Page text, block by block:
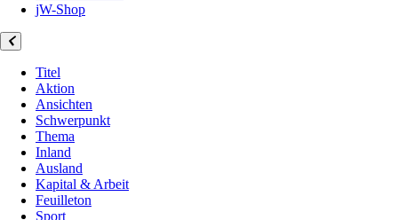
jW-Shop
Titel
Aktion
Ansichten
Schwerpunkt
Thema
Inland
Ausland
Kapital & Arbeit
Feuilleton
Sport